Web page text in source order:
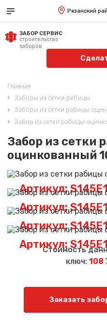
Рязанский
ЗАБОР СЕРВИС
строительство
заборов
Главная
Заборы из сетки-рабицы
Заборы из сетки рабицы
Забор из сетки рабицы
Забор из сетки
оцинкованный
Артикул:
Артикул:
Артикул:
Артикул:
Стоимость
ключ: 108
Заказать